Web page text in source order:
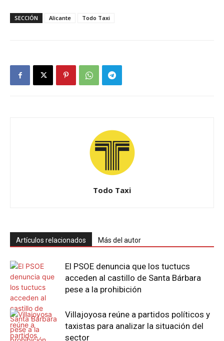
SECCIÓN Alicante Todo Taxi
Todo Taxi
Artículos relacionados Más del autor
El PSOE denuncia que los tuctucs
acceden al castillo de Santa Bárbara
pese a la prohibición
Villajoyosa reúne a partidos políticos y
taxistas para analizar la situación del
sector